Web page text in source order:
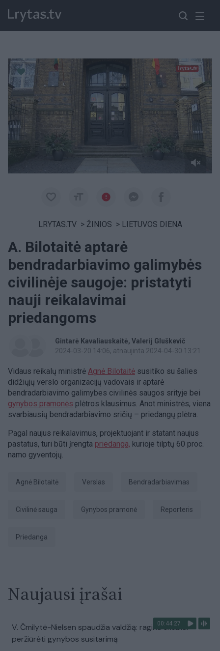
Paremkite Ukrainą
LRYTAS.TV > ŽINIOS > LIETUVOS DIENA
A. Bilotaitė aptarė
bendradarbiavimo galimybės
civilinėje saugoje: pristatyti
nauji reikalavimai
priedangoms
Gintarė Kavaliauskaitė Valerij Gluškevič
2024-03-20 14:06, atnaujinta 2024-04-30 13:21
Vidaus reikalų ministrė Agnė Bilotaitė susitiko su šalies
didžiųjų verslo organizacijų vadovais ir aptarė
bendradarbiavimo galimybes civilinės saugos srityje bei
gynybos pramonės plėtros klausimus. Anot ministrės, viena
svarbiausių bendradarbiavimo sričių – priedangų plėtra.
Pagal naujus reikalavimus, projektuojant ir statant naujus
pastatus, turi būti įrengta priedanga, kurioje tilptų 60 proc.
namo gyventojų.
Agnė Bilotaitė Verslas bendradarbiavimas
civilinė sauga gynybos pramonė Reporteris
Priedanga
Naujausi įrašai
00:44:27
V. Čmilytė-Nielsen spaudžia valdžią: ragina skubiai
peržiūrėti gynybos susitarimą